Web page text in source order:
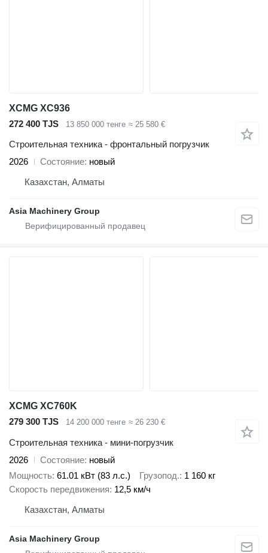
XCMG XC936
272 400 TJS
13 850 000 тенге ≈ 25 580 €
Строительная техника - фронтальный погрузчик
2026
Состояние новый
Казахстан, Алматы
Asia Machinery Group
XCMG XC760K
279 300 TJS
14 200 000 тенге ≈ 26 230 €
Строительная техника - мини-погрузчик
2026
Состояние новый
Мощность 61.01 кВт (83 л.с.) Грузопод. 1 160 кг
Скорость передвижения 12,5 км/ч
Казахстан, Алматы
Asia Machinery Group